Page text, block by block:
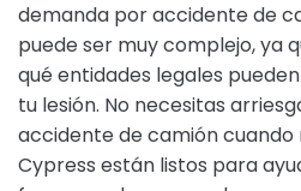
demanda por accidente de
puede ser muy complejo, ya
qué entidades legales
tu lesión. No necesitas
accidente de camión
Cypress están listos para